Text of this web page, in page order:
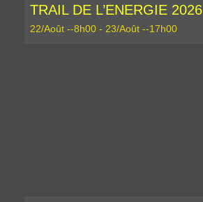
TRAIL DE L’ENERGIE 2026
22/Août --8h00 - 23/Août --17h00